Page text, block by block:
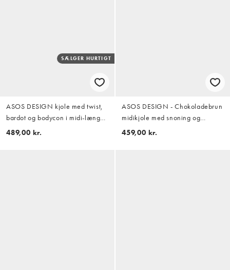
SÆLGER HURTIGT
ASOS DESIGN kjole med twist,
bardot og bodycon i midi-længde
i burgundy scuba-lignende stof
489,00 kr.
ASOS DESIGN - Chokoladebrun
midikjole med snoning og
metaldetaljer
459,00 kr.